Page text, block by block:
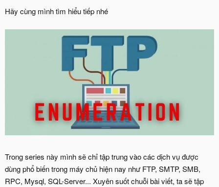
Hãy cùng mình tìm hiểu tiếp nhé
Trong series này mình sẽ chỉ tập trung vào các dịch vụ được
dùng phổ biến trong máy chủ hiện nay như FTP, SMTP, SMB,
RPC, Mysql, SQL-Server... Xuyên suốt chuỗi bài viết, ta sẽ tập